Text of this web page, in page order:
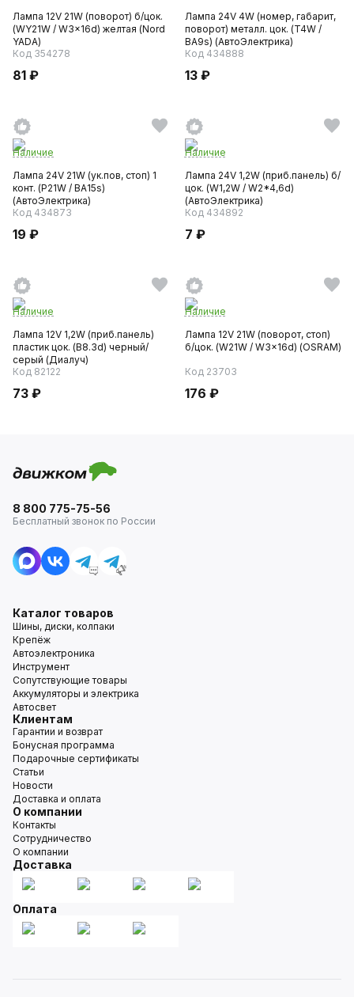
Лампа 12V 21W (поворот) б/цок.
(WY21W / W3x16d) желтая (Nord
YADA)
Код 354278
81 ₽
Лампа 24V 4W (номер, габарит,
поворот) металл. цок. (T4W /
BA9s) (АвтоЭлектрика)
Код 434888
13 ₽
Наличие
Лампа 24V 21W (ук.пов, стоп) 1
конт. (P21W / BA15s)
(АвтоЭлектрика)
Код 434873
19 ₽
Наличие
Лампа 24V 1,2W (приб.панель) б/
цок. (W1,2W / W2*4,6d)
(АвтоЭлектрика)
Код 434892
7 ₽
Наличие
Лампа 12V 1,2W (приб.панель)
пластик цок. (B8.3d) черный/
серый (Диалуч)
Код 82122
73 ₽
Наличие
Лампа 12V 21W (поворот, стоп)
б/цок. (W21W / W3x16d) (OSRAM)
Код 23703
176 ₽
8 800 775-75-56
Бесплатный звонок по России
Каталог товаров
Шины, диски, колпаки
Крепёж
Автоэлектроника
Инструмент
Сопутствующие товары
Аккумуляторы и электрика
Автосвет
Клиентам
Гарантии и возврат
Бонусная программа
Подарочные сертификаты
Статьи
Новости
Доставка и оплата
О компании
Контакты
Сотрудничество
О компании
Доставка
Оплата